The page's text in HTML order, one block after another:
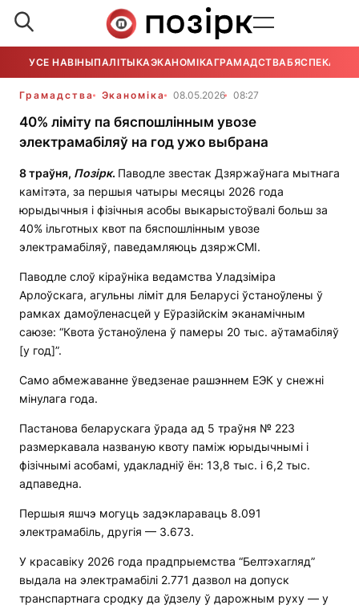
УСЕ НАВІНЫПАЛІТЫКАЭКАНОМІКАГРАМАДСТВАБЯСПЕКА
Грамадства Эканоміка 08.05.2026 08:27
40% ліміту па бяспошлінным увозе
электрамабіляў на год ужо выбрана
8 траўня, Позірк. Паводле звестак Дзяржаўнага мытнага
камітэта, за першыя чатыры месяцы 2026 года
юрыдычныя і фізічныя асобы выкарыстоўвалі больш за
40% ільготных квот па бяспошлінным увозе
электрамабіляў, паведамляюць дзяржСМІ.
Паводле слоў кіраўніка ведамства Уладзіміра
Арлоўскага, агульны ліміт для Беларусі ўстаноўлены ў
рамках дамоўленасцей у Еўразійскім эканамічным
саюзе: “Квота ўстаноўлена ў памеры 20 тыс. аўтамабіляў
[у год]”.
Само абмежаванне ўведзенае рашэннем ЕЭК у снежні
мінулага года.
Пастанова беларускага ўрада ад 5 траўня № 223
размеркавала названую квоту паміж юрыдычнымі і
фізічнымі асобамі, удакладніў ён: 13,8 тыс. і 6,2 тыс.
адпаведна.
Першыя яшчэ могуць задэклараваць 8.091
электрамабіль, другія — 3.673.
У красавіку 2026 года прадпрыемства “Белтэхагляд”
выдала на электрамабілі 2.771 дазвол на допуск
транспартнага сродку да ўдзелу ў дарожным руху — у